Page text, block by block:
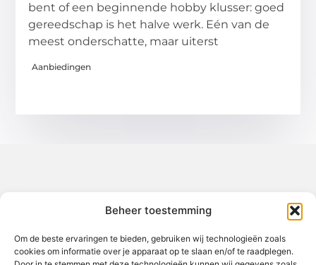
Beheer toestemming
Om de beste ervaringen te bieden, gebruiken wij technologieën zoals
cookies om informatie over je apparaat op te slaan en/of te raadplegen.
bent of een beginnende hobby klusser: goed
gereedschap is het halve werk. Eén van de
meest onderschatte, maar uiterst
Aanbiedingen
Jouw gids voor inspiratie en tips uit het dagelijks leven.
Ontdek een brede verzameling blogs en artikelen die je helpen
om het meeste uit elke dag te halen, met praktische adviezen
en verrassende inzichten.